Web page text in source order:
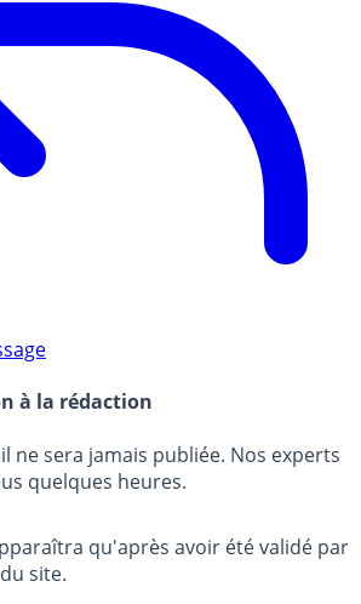
à la rédaction
ne sera jamais publiée. Nos experts
quelques heures.
qu'après avoir été validé par
site.